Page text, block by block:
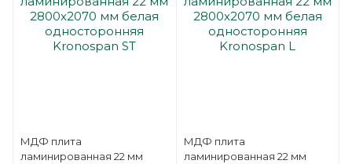
МДФ плита
ламинированная 22 мм
МДФ плита
ламинированная 22 мм